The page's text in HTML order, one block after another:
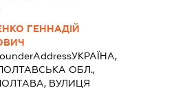
ГЕННАДІЙ
УКРАЇНА,
ОБЛ.,
ВУЛИЦЯ